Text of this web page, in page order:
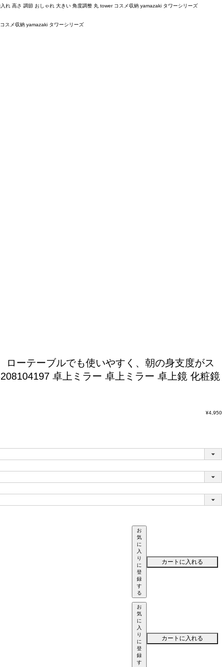
高さ 調節 おしゃれ 大きい 角度調整 丸 tower コスメ収納 yamazaki タワーシリーズ
スメ収納 yamazaki タワーシリーズ
ーテーブルでも使いやすく、朝の身支度がス
卓上ミラー 卓上ミラー 卓上鏡 化粧鏡
¥4,950
お
気
に
入
り
に
登
録
す
る
カートに入れる
お
気
に
入
り
に
登
録
す
カートに入れる